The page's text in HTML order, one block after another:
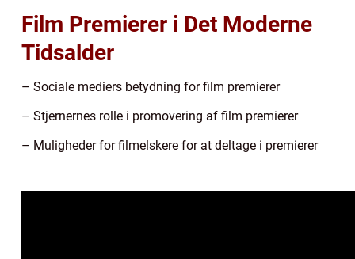
Film Premierer i Det Moderne
Tidsalder
– Sociale mediers betydning for film premierer
– Stjernernes rolle i promovering af film premierer
– Muligheder for filmelskere for at deltage i premierer